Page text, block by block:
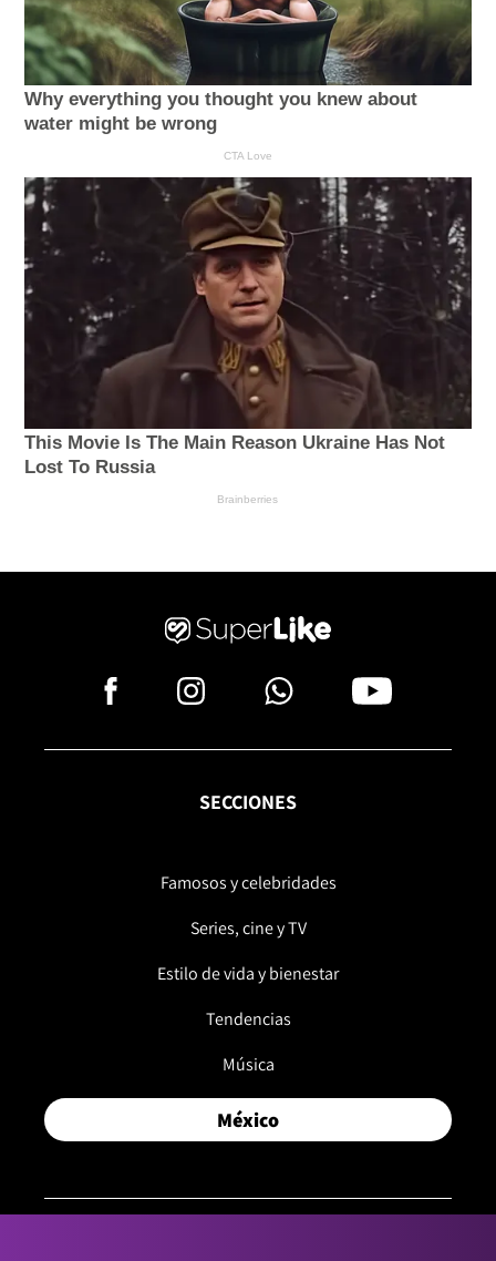
SECCIONES
Famosos y celebridades
Series, cine y TV
Estilo de vida y bienestar
Tendencias
Música
México